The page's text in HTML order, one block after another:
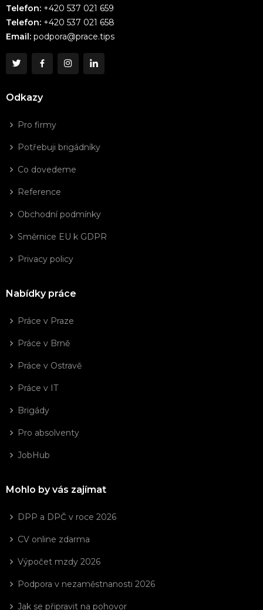
Telefon: +420 537 021 659
Telefon: +420 537 021 658
Email: podpora@prace.tips
Odkazy
Pro firmy
Potřebuji brigádníky
Co dovedeme
Reference
Obchodní podmínky
Směrnice EU k GDPR
Privacy policy
Nabídky práce
Práce v Praze
Práce v Brně
Práce v Ostravě
Práce v IT
Brigády
Pro absolventy
JobHub
Mohlo by vás zajímat
DPP a DPČ v roce 2026
CV online zdarma
Výpočet mzdy 2026
Podpora v nezaměstnanosti 2026
Jak se připravit na pohovor